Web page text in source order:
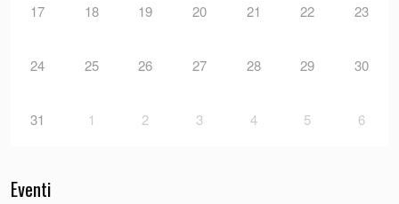
17 18 19 20 21 22 23
24 25 26 27 28 29 30
31 1 2 3 4 5 6
Eventi